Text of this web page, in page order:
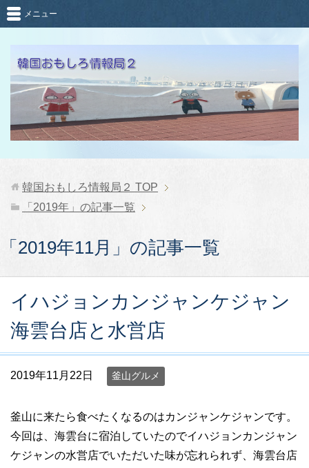
メニュー
韓国おもしろ情報局２ TOP
「2019年」の記事一覧
「2019年11月」の記事一覧
イハジョンカンジャンケジャン
海雲台店と水営店
2019年11月22日 釜山グルメ
釜山に来たら食べたくなるのはカンジャンケジャンです。
今回は、海雲台に宿泊していたのでイハジョンカンジャン
ケジャンの水営店でいただいた味が忘れられず、海雲台店